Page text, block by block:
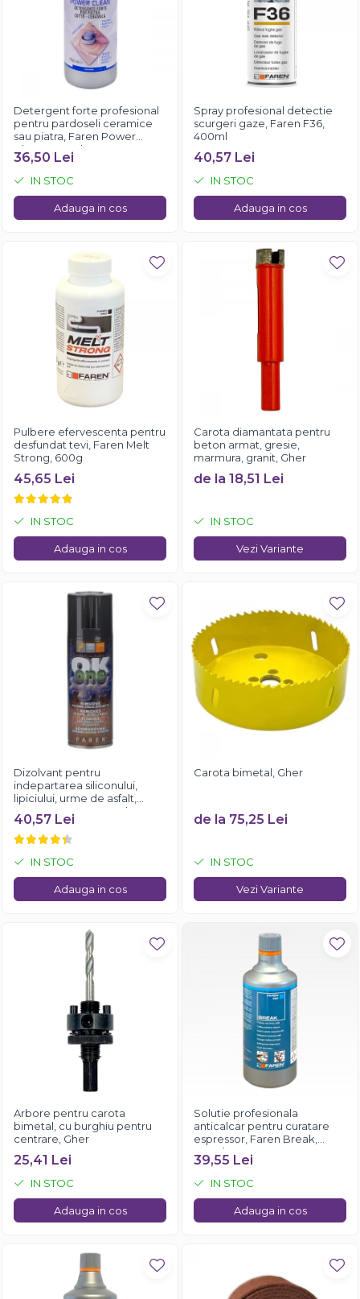
Detergent forte profesional
pentru pardoseli ceramice
sau piatra, Faren Power
Clean, 750 ml
36,50 Lei
IN STOC
Adauga in cos
Spray profesional detectie
scurgeri gaze, Faren F36,
400ml
40,57 Lei
IN STOC
Adauga in cos
Pulbere efervescenta pentru
desfundat tevi, Faren Melt
Strong, 600g
45,65 Lei
IN STOC
Adauga in cos
Carota diamantata pentru
beton armat, gresie,
marmura, granit, Gher
de la 18,51 Lei
IN STOC
Vezi Variante
Dizolvant pentru
indepartarea siliconului,
lipiciului, urme de asfalt,
Faren OK ONE, 200ml
40,57 Lei
IN STOC
Adauga in cos
Carota bimetal, Gher
de la 75,25 Lei
IN STOC
Vezi Variante
Arbore pentru carota
bimetal, cu burghiu pentru
centrare, Gher
25,41 Lei
IN STOC
Adauga in cos
Solutie profesionala
anticalcar pentru curatare
espressor, Faren Break,
750ml
39,55 Lei
IN STOC
Adauga in cos